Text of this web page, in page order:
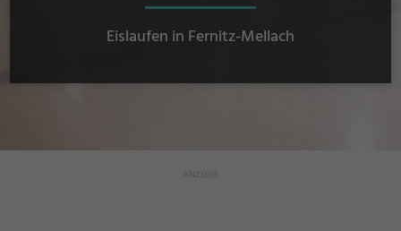
Eislaufen in Fernitz-Mellach